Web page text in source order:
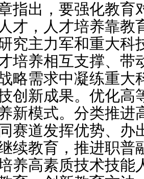
指出，要强化教育
才，人才培养靠教
究主力军和重大科
培养相互支撑、带
略需求中凝练重大
创新成果。优化高
新模式。分类推进
赛道发挥优势、办
续教育，推进职普
养高素质技术技能